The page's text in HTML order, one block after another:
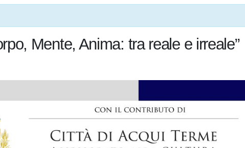
Mente, Anima: tra reale e irreale”